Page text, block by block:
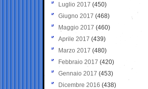
Luglio 2017 (450)
Giugno 2017 (468)
Maggio 2017 (460)
Aprile 2017 (439)
Marzo 2017 (480)
Febbraio 2017 (420)
Gennaio 2017 (453)
Dicembre 2016 (438)